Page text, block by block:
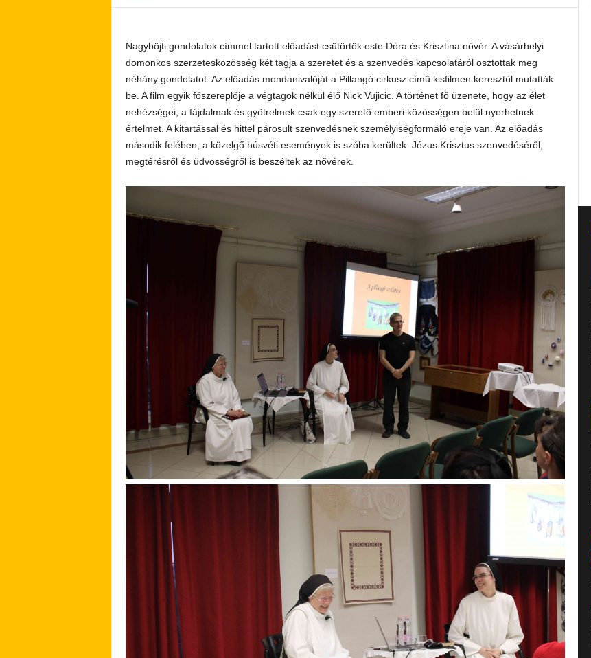
Nagyböjti gondolatok címmel tartott előadást csütörtök este Dóra és Krisztina nővér. A vásárhelyi
domonkos szerzetesközösség két tagja a szeretet és a szenvedés kapcsolatáról osztottak meg
néhány gondolatot. Az előadás mondanivalóját a Pillangó cirkusz című kisfilmen keresztül mutatták
be. A film egyik főszereplője a végtagok nélkül élő Nick Vujicic. A történet fő üzenete, hogy az élet
nehézségei, a fájdalmak és gyötrelmek csak egy szerető emberi közösségen belül nyerhetnek
értelmet. A kitartással és hittel párosult szenvedésnek személyiségformáló ereje van. Az előadás
második felében, a közelgő húsvéti események is szóba kerültek: Jézus Krisztus szenvedéséről,
megtérésről és üdvösségről is beszéltek az nővérek.